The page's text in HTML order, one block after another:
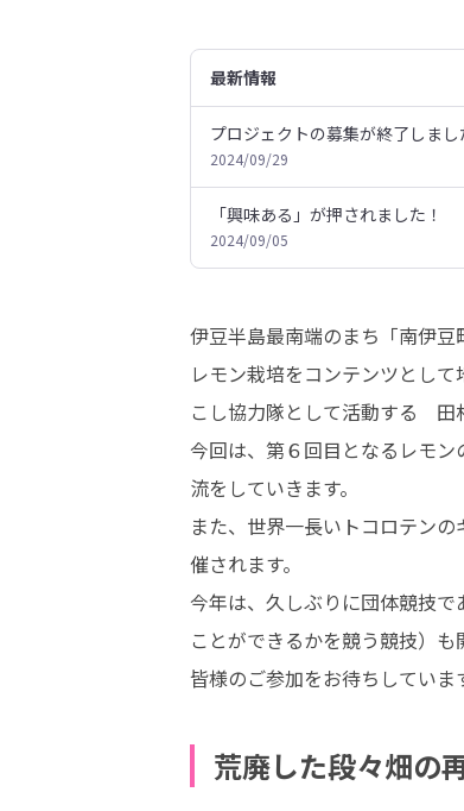
最新情報
プロジェクトの募集が終了しまし
2024/09/29
「興味ある」が押されました！
2024/09/05
伊豆半島最南端のまち「南伊豆
レモン栽培をコンテンツとし
こし協力隊として活動する　田
今回は、第６回目となるレモ
流をしていきます。
また、世界一長いトコロテン
催されます。
今年は、久しぶりに団体競技
ことができるかを競う競技）も
皆様のご参加をお待ちしていま
荒廃した段々畑の